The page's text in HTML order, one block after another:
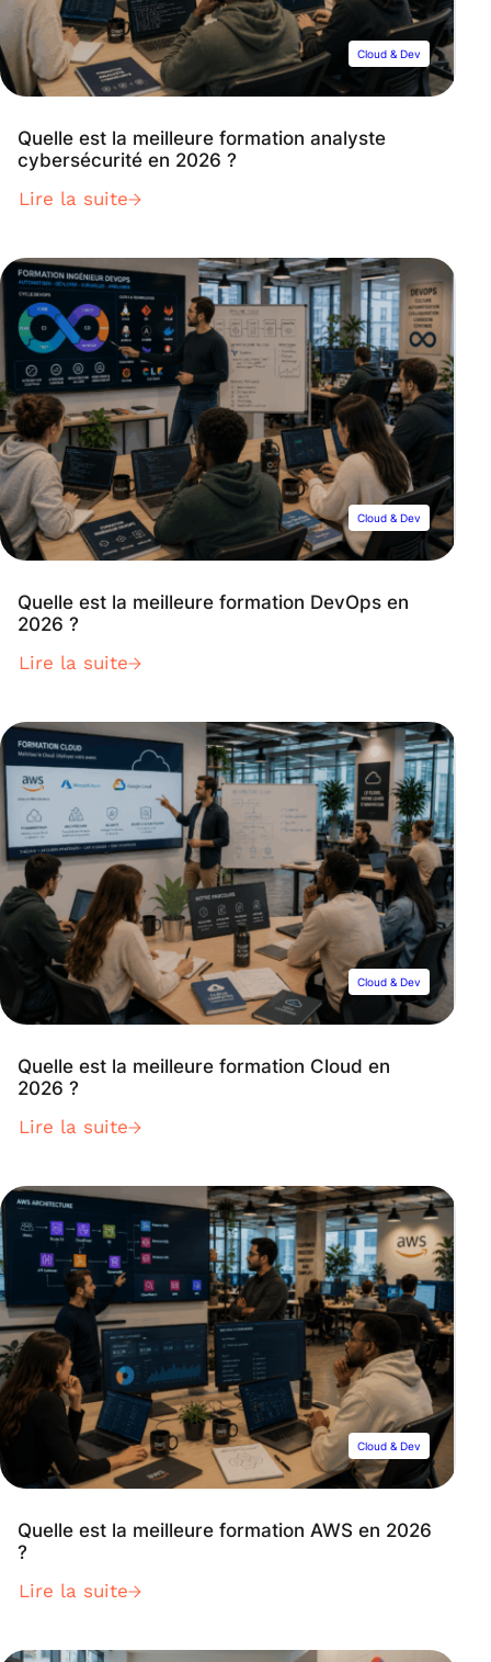
Cloud & Dev
Quelle est la meilleure formation analyste
cybersécurité en 2026 ?
Lire la suite
Cloud & Dev
Quelle est la meilleure formation DevOps en
2026 ?
Lire la suite
Cloud & Dev
Quelle est la meilleure formation Cloud en
2026 ?
Lire la suite
Cloud & Dev
Quelle est la meilleure formation AWS en 2026
?
Lire la suite